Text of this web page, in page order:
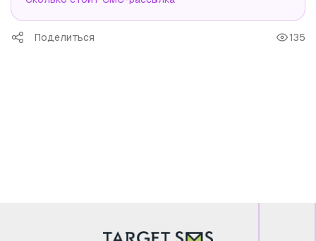
Поделиться 135